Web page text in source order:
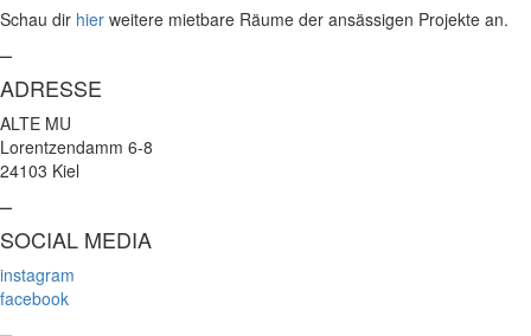
Schau dir hier weitere mietbare Räume der ansässigen Projekte an.
–
ADRESSE
ALTE MU
Lorentzendamm 6-8
24103 Kiel
–
SOCIAL MEDIA
instagram
facebook